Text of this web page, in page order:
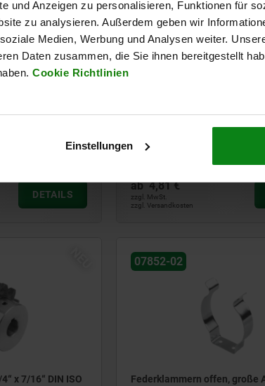
und Anzeigen zu personalisieren, Funktionen für
zu analysieren. Außerdem geben wir
Medien, Werbung und Analysen weiter.
Daten zusammen, die Sie ihnen bereitgestellt
Cookie Richtlinien
Einstellungen
DETAILS
02090
ab4,81 €
zzgl. MwSt.
zzgl. Versandkosten
x 7/16“ DIN ISO
07852-02
Federklammern offen, große